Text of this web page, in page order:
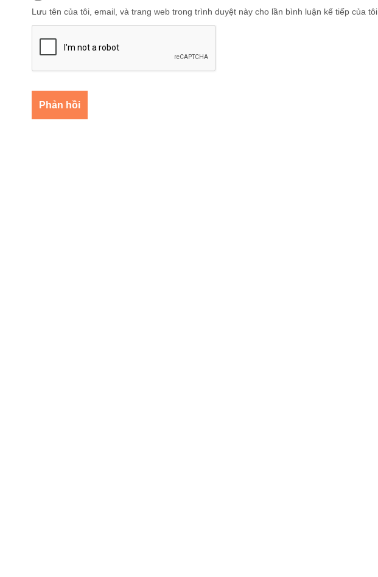
Lưu tên của tôi, email, và trang web trong trình duyệt này cho lần bình luận kế tiếp của tôi.